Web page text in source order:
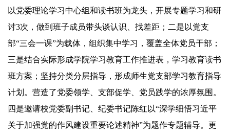
以党委理论学习中心组和读书班为龙头，开展专题学习和研
讨3次，做到班子成员带头谈认识、找差距；二是以党支
部“三会一课”为载体，组织集中学习，覆盖全体党员干部；
三是结合实际形成学院学习教育工作推进表，学习教育读书
班方案；坚持分类分层指导，形成师生党支部学习教育指导
计划。营造了党委领学、支部促学、党员践学的浓厚氛围。
四是邀请校党委副书记、纪委书记陈红以“深学细悟习近平
关于加强党的作风建设重要论述精神”为题作专题辅导。更